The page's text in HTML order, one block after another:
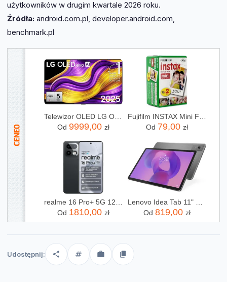
użytkowników w drugim kwartale 2026 roku.
Źródła: android.com.pl, developer.android.com,
benchmark.pl
Telewizor OLED LG OLED65G54LW 65 cali 4K UHD
Od 9999,00 zł
Od 79,00 zł
Od 1810,00 zł
Od 819,00 zł
Udostępnij: